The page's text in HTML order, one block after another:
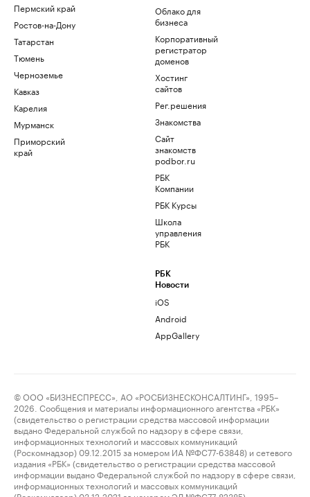
Пермский край
Ростов-на-Дону
Татарстан
Тюмень
Черноземье
Кавказ
Карелия
Мурманск
Приморский
край
Облако для
бизнеса
Корпоративный
регистратор
доменов
Хостинг
сайтов
Рег.решения
Знакомства
Сайт
знакомств
podbor.ru
РБК
Компании
РБК Курсы
Школа
управления
РБК
РБК
Новости
iOS
Android
AppGallery
© ООО «БИЗНЕСПРЕСС», АО «РОСБИЗНЕСКОНСАЛТИНГ», 1995–
2026. Сообщения и материалы информационного агентства «РБК»
(свидетельство о регистрации средства массовой информации
выдано Федеральной службой по надзору в сфере связи,
информационных технологий и массовых коммуникаций
(Роскомнадзор) 09.12.2015 за номером ИА №ФС77-63848) и сетевого
издания «РБК» (свидетельство о регистрации средства массовой
информации выдано Федеральной службой по надзору в сфере связи,
информационных технологий и массовых коммуникаций